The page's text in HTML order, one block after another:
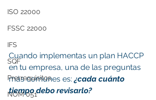
ISO 22000
FSSC 22000
IFS
SQF
Prerrequisitos
NOM 051
Cuando implementas un plan HACCP
en tu empresa, una de las preguntas
más comunes es: ¿cada cuánto
tiempo debo revisarlo?